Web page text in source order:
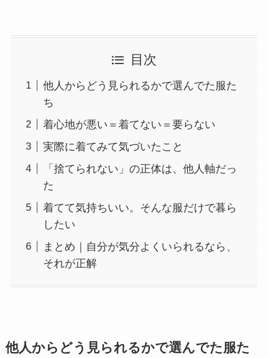
目次
他人からどう見られるかで選んでた服た
ち
着心地が悪い＝着てない＝要らない
実際に着てみて気づいたこと
「捨てられない」の正体は、他人軸だっ
た
着てて気持ちいい。そんな服だけで暮ら
したい
まとめ｜自分が気分よくいられるなら、
それが正解
他人からどう見られるかで選んでた服た